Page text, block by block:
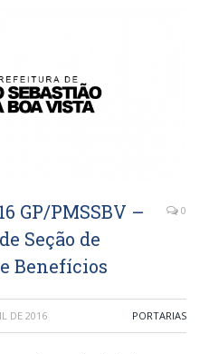
GP/PMSSBV –
Seção de
Benefícios
0
DE 2016 PORTARIAS